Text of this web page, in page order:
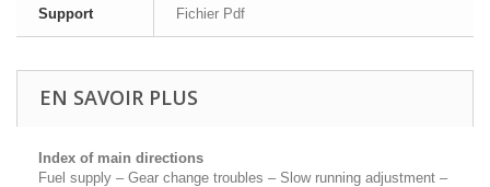
Support Fichier Pdf
EN SAVOIR PLUS
Index of main directions
Fuel supply – Gear change troubles – Slow running adjustment –